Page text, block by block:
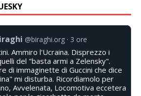
@biraghi.org 3 ore
Ammiro l'Ucraina. Disprezzo i
del "basta armi a Zelensky".
di immaginette di Guccini che dice
mi disturba. Ricordiamolo per
Avvelenata, Locomotiva eccetera